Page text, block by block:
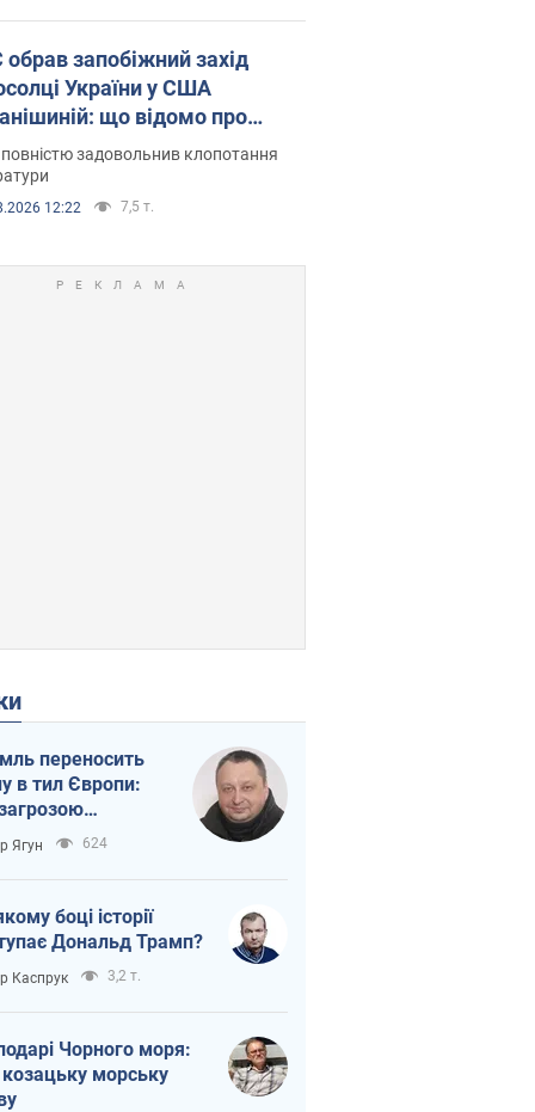
захід
України у США
що відомо про
задовольнив клопотання
12:22 7,5 т.
переносить
в тил Європи:
логістика
Ягун 624
боці історії
Дональд Трамп?
Каспрук 3,2 т.
Чорного моря:
морську